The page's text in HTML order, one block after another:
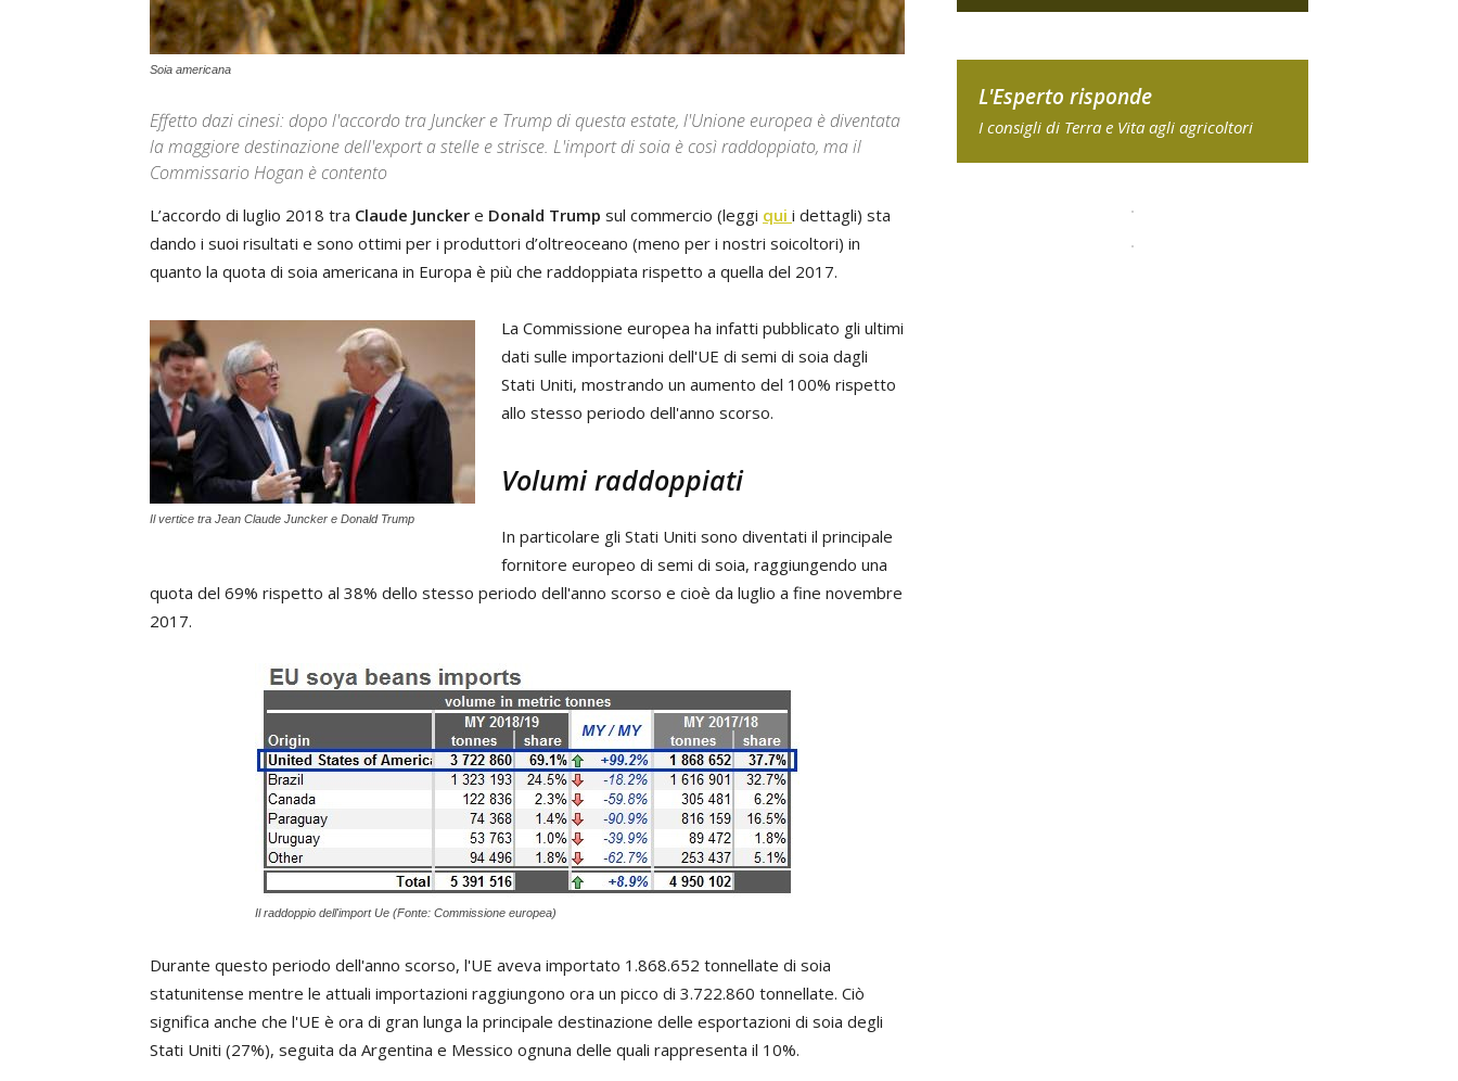
Soia americana
Effetto dazi cinesi: dopo l'accordo tra Juncker e Trump di questa estate, l'Unione europea è diventata
la maggiore destinazione dell'export a stelle e strisce. L'import di soia è così raddoppiato, ma il
Commissario Hogan è contento
L’accordo di luglio 2018 tra Claude Juncker e Donald Trump sul commercio (leggi qui i dettagli) sta
dando i suoi risultati e sono ottimi per i produttori d’oltreoceano (meno per i nostri soicoltori) in
quanto la quota di soia americana in Europa è più che raddoppiata rispetto a quella del 2017.
Il vertice tra Jean Claude Juncker e Donald Trump
La Commissione europea ha infatti pubblicato gli ultimi
dati sulle importazioni dell'UE di semi di soia dagli
Stati Uniti, mostrando un aumento del 100% rispetto
allo stesso periodo dell'anno scorso.
Volumi raddoppiati
In particolare gli Stati Uniti sono diventati il principale
fornitore europeo di semi di soia, raggiungendo una
quota del 69% rispetto al 38% dello stesso periodo dell'anno scorso e cioè da luglio a fine novembre
2017.
Il raddoppio dell'import Ue (Fonte: Commissione europea)
Durante questo periodo dell'anno scorso, l'UE aveva importato 1.868.652 tonnellate di soia
statunitense mentre le attuali importazioni raggiungono ora un picco di 3.722.860 tonnellate. Ciò
significa anche che l'UE è ora di gran lunga la principale destinazione delle esportazioni di soia degli
Stati Uniti (27%), seguita da Argentina e Messico ognuna delle quali rappresenta il 10%.
L'Esperto risponde
I consigli di Terra e Vita agli agricoltori